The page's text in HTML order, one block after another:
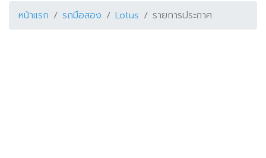
หน้าแรก รถมือสอง Lotus รายการประกาศ